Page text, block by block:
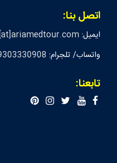
اتصل بنا:
ايميل:
واتساب/ تلجرام:
تابعنا: